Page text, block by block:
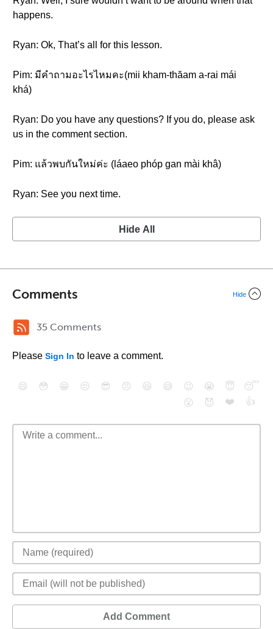
happens.
Ryan: Ok, That’s all for this lesson.
Pim: มีคำถามอะไรไหมคะ(mii kham-thăam a-rai mái
khá)
Ryan: Do you have any questions? If you do, please ask
us in the comment section.
Pim: แล้วพบกันใหม่ค่ะ (láaeo phóp gan mài khâ)
Ryan: See you next time.
Hide All
Comments Hide
35 Comments
Please Sign In to leave a comment.
😄 😳 😁 😒 😎 😠 😆 😅 😉 😭 😇
😴
😮
😈 ❤️ 👍
Add Comment